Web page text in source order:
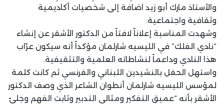
والأستاذ مارك أبو زيد اضافة إلى شخصيات أكاديمية
وثقافية واجتماعية.
وشهدت المناسبة إعلاناً لافتاً من الدكتور الأشقر عن إنشاء
“نادي الفلك” في الليسيه شارلمان مؤكداً أنه سيكون عرّاب
هذا النادي وداعماً لنشاطاته العلمية والتثقيفية.
واستهل الحفل بالنشيدين اللبناني والفرنسي ثم كانت كلمة
لمؤسس الليسيه شارلمان أنطوان الشاعر الذي وصف الدكتور
الأشقر بأنه “عميق التفكير ومثالي التدبير وثابت الفهم وجليّ